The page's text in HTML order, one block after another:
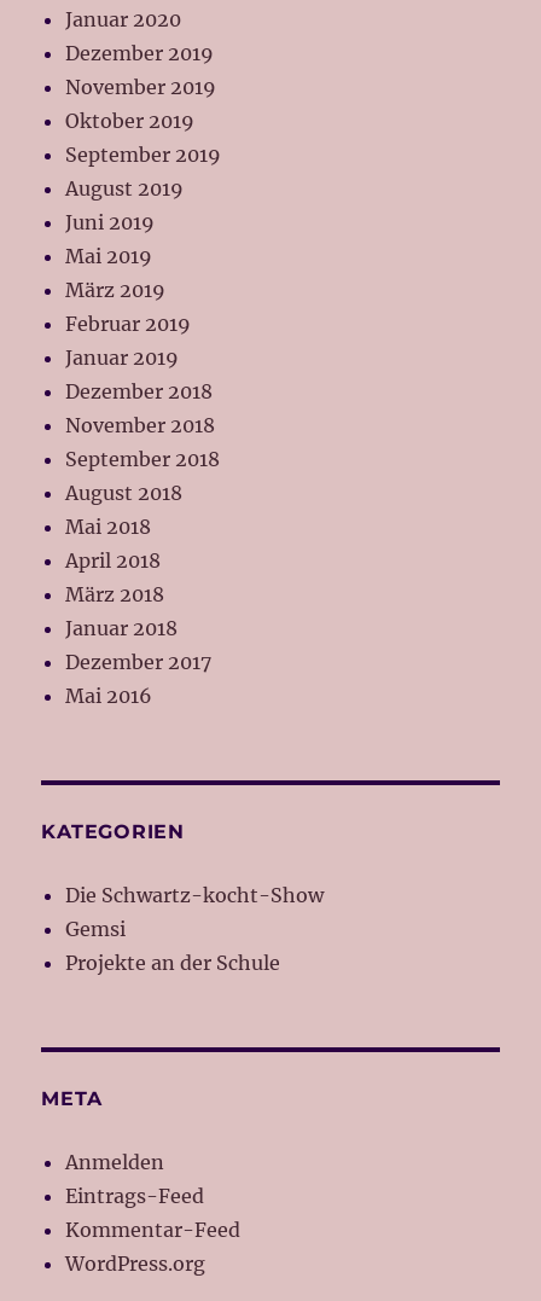
Januar 2020
Dezember 2019
November 2019
Oktober 2019
September 2019
August 2019
Juni 2019
Mai 2019
März 2019
Februar 2019
Januar 2019
Dezember 2018
November 2018
September 2018
August 2018
Mai 2018
April 2018
März 2018
Januar 2018
Dezember 2017
Mai 2016
KATEGORIEN
Die Schwartz-kocht-Show
Gemsi
Projekte an der Schule
META
Anmelden
Eintrags-Feed
Kommentar-Feed
WordPress.org